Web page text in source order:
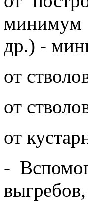
минимум
др.) -
от
от
от
-